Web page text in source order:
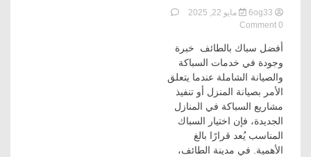
مايو 22, 2025
0 Comment
on
سباك
بالطائف
خصم
30%
وجودة
في
خدمات
السباكة
أفضل سباك بالطائف خبرة
وجودة في خدمات السباكة
والصيانة الشاملة عندما يتعلق
الأمر بصيانة المنزل أو تنفيذ
مشاريع السباكة في المنازل
الجديدة، فإن اختيار السباك
المناسب يُعد قرارًا بالغ
الأهمية. في مدينة الطائف،